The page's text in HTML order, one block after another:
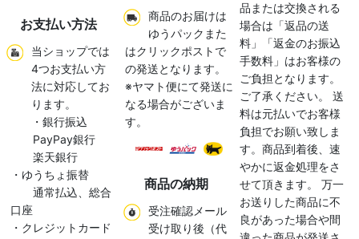
お支払い方法
当ショップでは
4つお支払い方
法に対応してお
ります。
・銀行振込
PayPay銀行
楽天銀行
・ゆうちょ振替
通常払込、総合
口座
・クレジットカード
商品のお届けは
ゆうパックまた
はクリックポストで
の発送となります。
※ヤマト便にて発送に
なる場合がございま
す。
商品の納期
受注確認メール
受け取り後（代
品または交換される
場合は「返品の送
料」「返金のお振込
手数料」はお客様の
ご負担となります。
ご了承ください。 送
料は元払いでお客様
負担でお願い致しま
す。商品到着後、速
やかに返金処理をさ
せて頂きます。 万一
お送りした商品に不
良があった場合や間